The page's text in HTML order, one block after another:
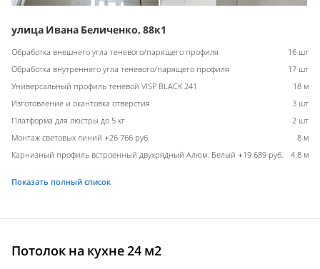
улица Ивана Беличенко, 88к1
Обработка внешнего угла теневого/парящего профиля
16 шт
Обработка внутреннего угла теневого/парящего профиля
17 шт
Универсальный профиль теневой VISP BLACK 241
18 м
Изготовление и окантовка отверстия
3 шт
Платформа для люстры до 5 кг
2 шт
Монтаж световых линий +26 766 руб.
8 м
Карнизный профиль встроенный двухрядный Алюм. Белый +19 689 руб.
4.8 м
Показать полный список
Потолок на кухне 24 м2